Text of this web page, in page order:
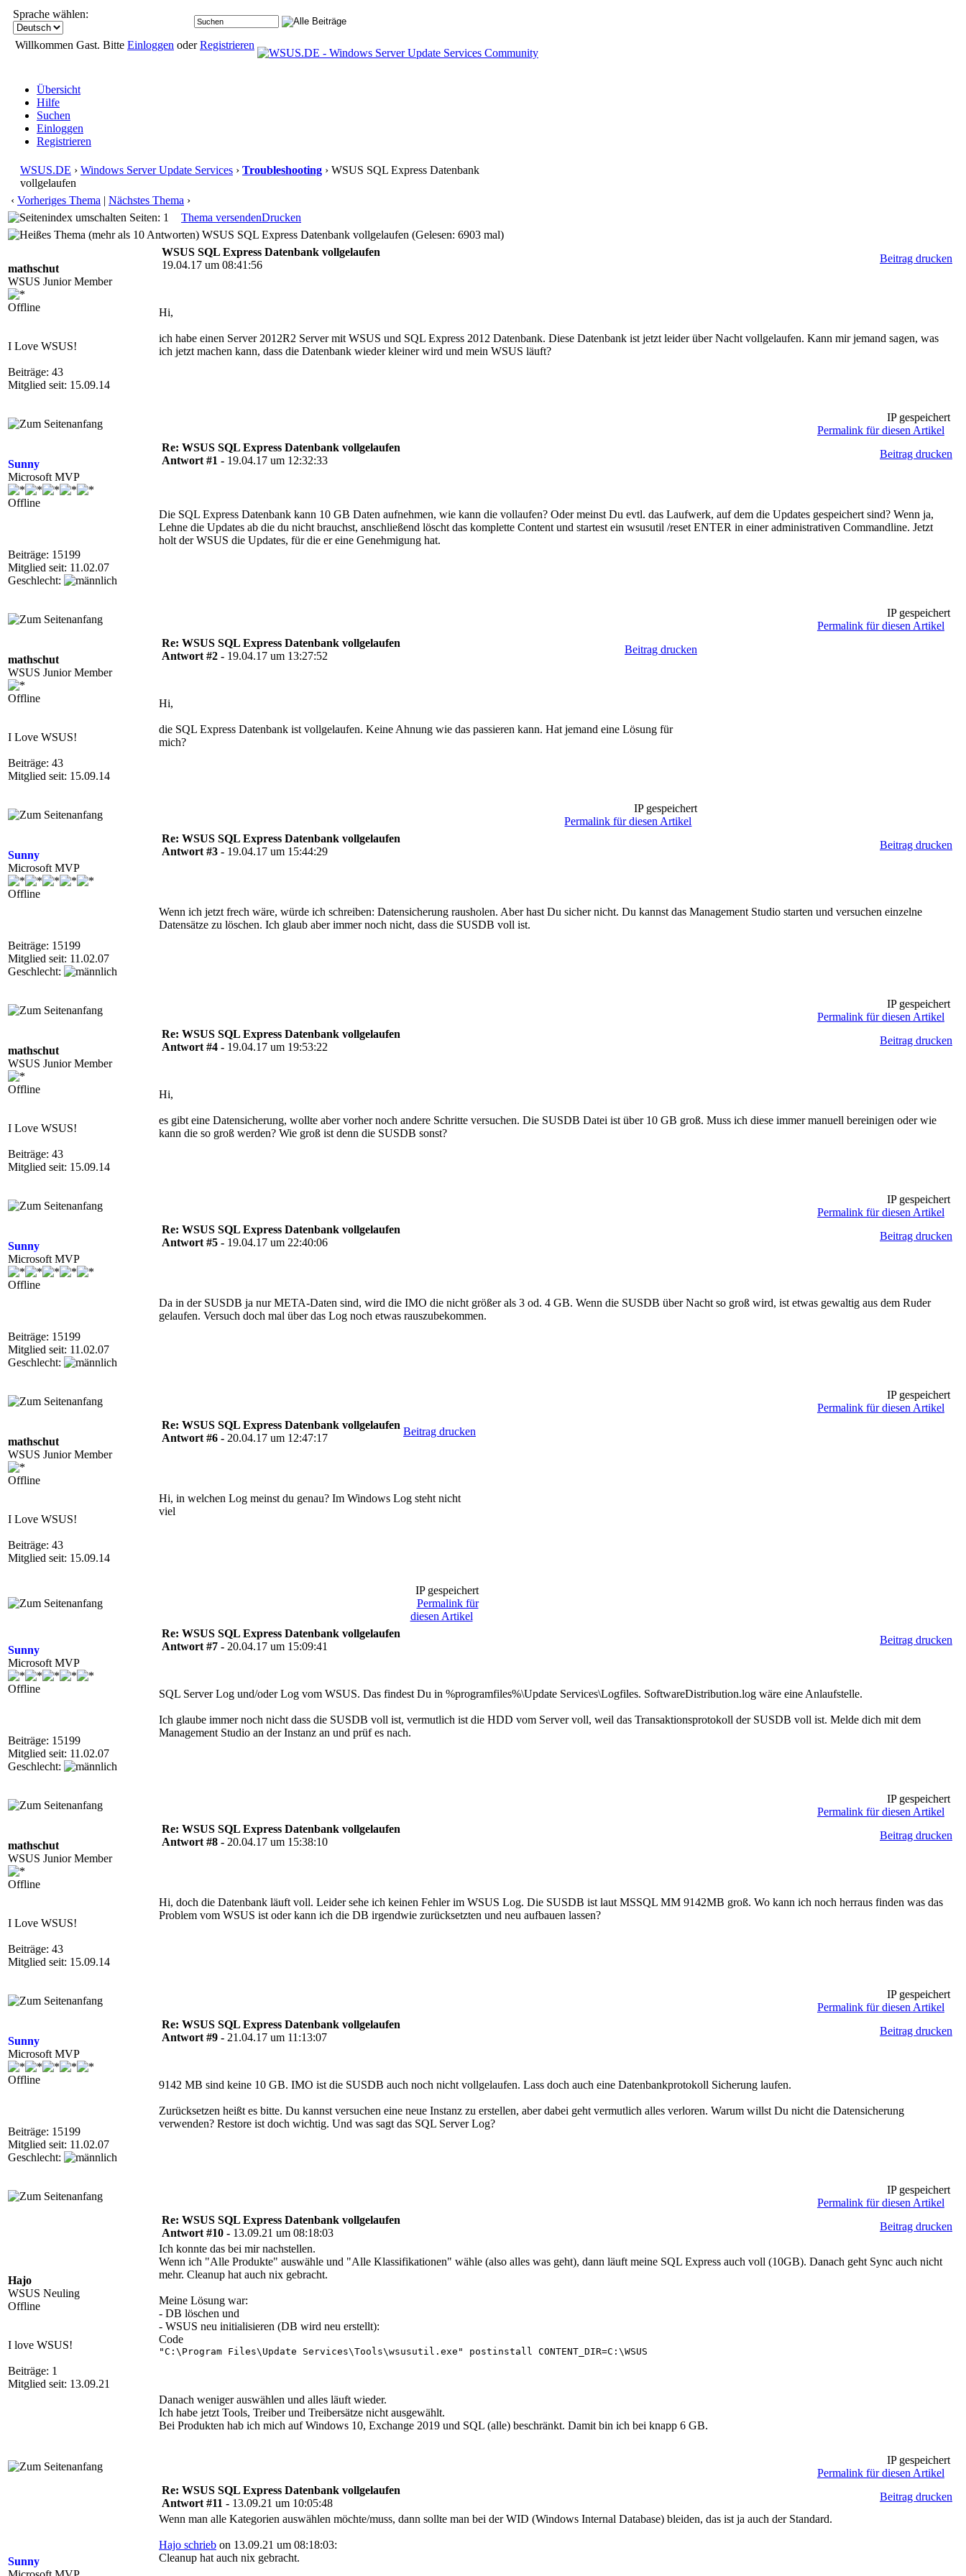
Sprache wählen:
Willkommen Gast. Bitte Einloggen oderRegistrieren
Übersicht
Hilfe
Suchen
Einloggen
Registrieren
WSUS.DE › Windows Server Update Services › Troubleshooting › WSUS SQL Express Datenbank
vollgelaufen
‹ Vorheriges Thema | Nächstes Thema ›
Seiten: 1
Thema versendenDrucken
WSUS SQL Express Datenbank vollgelaufen (Gelesen: 6903 mal)
mathschut
WSUS Junior Member
Offline
I Love WSUS!
Beiträge: 43
Mitglied seit: 15.09.14
WSUS SQL Express Datenbank vollgelaufen
19.04.17 um 08:41:56
Beitrag drucken
Hi,
ich habe einen Server 2012R2 Server mit WSUS und SQL Express 2012 Datenbank. Diese Datenbank ist jetzt leider über Nacht vollgelaufen. Kann mir jemand sagen, was
ich jetzt machen kann, dass die Datenbank wieder kleiner wird und mein WSUS läuft?
IP gespeichert
Permalink für diesen Artikel
Sunny
Microsoft MVP
Offline
Beiträge: 15199
Mitglied seit: 11.02.07
Geschlecht:
Re: WSUS SQL Express Datenbank vollgelaufen
Antwort #1 - 19.04.17 um 12:32:33
Beitrag drucken
Die SQL Express Datenbank kann 10 GB Daten aufnehmen, wie kann die vollaufen? Oder meinst Du evtl. das Laufwerk, auf dem die Updates gespeichert sind? Wenn ja,
Lehne die Updates ab die du nicht brauchst, anschließend löscht das komplette Content und startest ein wsusutil /reset ENTER in einer administrativen Commandline. Jetzt
holt der WSUS die Updates, für die er eine Genehmigung hat.
IP gespeichert
Permalink für diesen Artikel
mathschut
WSUS Junior Member
Offline
I Love WSUS!
Beiträge: 43
Mitglied seit: 15.09.14
Re: WSUS SQL Express Datenbank vollgelaufen
Antwort #2 - 19.04.17 um 13:27:52
Beitrag drucken
Hi,
die SQL Express Datenbank ist vollgelaufen. Keine Ahnung wie das passieren kann. Hat jemand eine Lösung für
mich?
IP gespeichert
Permalink für diesen Artikel
Sunny
Microsoft MVP
Offline
Beiträge: 15199
Mitglied seit: 11.02.07
Geschlecht:
Re: WSUS SQL Express Datenbank vollgelaufen
Antwort #3 - 19.04.17 um 15:44:29
Beitrag drucken
Wenn ich jetzt frech wäre, würde ich schreiben: Datensicherung rausholen. Aber hast Du sicher nicht. Du kannst das Management Studio starten und versuchen einzelne
Datensätze zu löschen. Ich glaub aber immer noch nicht, dass die SUSDB voll ist.
IP gespeichert
Permalink für diesen Artikel
mathschut
WSUS Junior Member
Offline
I Love WSUS!
Beiträge: 43
Mitglied seit: 15.09.14
Re: WSUS SQL Express Datenbank vollgelaufen
Antwort #4 - 19.04.17 um 19:53:22
Beitrag drucken
Hi,
es gibt eine Datensicherung, wollte aber vorher noch andere Schritte versuchen. Die SUSDB Datei ist über 10 GB groß. Muss ich diese immer manuell bereinigen oder wie
kann die so groß werden? Wie groß ist denn die SUSDB sonst?
IP gespeichert
Permalink für diesen Artikel
Sunny
Microsoft MVP
Offline
Beiträge: 15199
Mitglied seit: 11.02.07
Geschlecht:
Re: WSUS SQL Express Datenbank vollgelaufen
Antwort #5 - 19.04.17 um 22:40:06
Beitrag drucken
Da in der SUSDB ja nur META-Daten sind, wird die IMO die nicht größer als 3 od. 4 GB. Wenn die SUSDB über Nacht so groß wird, ist etwas gewaltig aus dem Ruder
gelaufen. Versuch doch mal über das Log noch etwas rauszubekommen.
IP gespeichert
Permalink für diesen Artikel
mathschut
WSUS Junior Member
Offline
I Love WSUS!
Beiträge: 43
Mitglied seit: 15.09.14
Re: WSUS SQL Express Datenbank vollgelaufen
Antwort #6 - 20.04.17 um 12:47:17
Beitrag drucken
Hi, in welchen Log meinst du genau? Im Windows Log steht nicht
viel
IP gespeichert
Permalink für
diesen Artikel
Sunny
Microsoft MVP
Offline
Beiträge: 15199
Mitglied seit: 11.02.07
Geschlecht:
Re: WSUS SQL Express Datenbank vollgelaufen
Antwort #7 - 20.04.17 um 15:09:41
Beitrag drucken
SQL Server Log und/oder Log vom WSUS. Das findest Du in %programfiles%\Update Services\Logfiles. SoftwareDistribution.log wäre eine Anlaufstelle.
Ich glaube immer noch nicht dass die SUSDB voll ist, vermutlich ist die HDD vom Server voll, weil das Transaktionsprotokoll der SUSDB voll ist. Melde dich mit dem
Management Studio an der Instanz an und prüf es nach.
IP gespeichert
Permalink für diesen Artikel
mathschut
WSUS Junior Member
Offline
I Love WSUS!
Beiträge: 43
Mitglied seit: 15.09.14
Re: WSUS SQL Express Datenbank vollgelaufen
Antwort #8 - 20.04.17 um 15:38:10
Beitrag drucken
Hi, doch die Datenbank läuft voll. Leider sehe ich keinen Fehler im WSUS Log. Die SUSDB ist laut MSSQL MM 9142MB groß. Wo kann ich noch herraus finden was das
Problem vom WSUS ist oder kann ich die DB irgendwie zurücksetzten und neu aufbauen lassen?
IP gespeichert
Permalink für diesen Artikel
Sunny
Microsoft MVP
Offline
Beiträge: 15199
Mitglied seit: 11.02.07
Geschlecht:
Re: WSUS SQL Express Datenbank vollgelaufen
Antwort #9 - 21.04.17 um 11:13:07
Beitrag drucken
9142 MB sind keine 10 GB. IMO ist die SUSDB auch noch nicht vollgelaufen. Lass doch auch eine Datenbankprotokoll Sicherung laufen.
Zurücksetzen heißt es bitte. Du kannst versuchen eine neue Instanz zu erstellen, aber dabei geht vermutlich alles verloren. Warum willst Du nicht die Datensicherung
verwenden? Restore ist doch wichtig. Und was sagt das SQL Server Log?
IP gespeichert
Permalink für diesen Artikel
Hajo
WSUS Neuling
Offline
I love WSUS!
Beiträge: 1
Mitglied seit: 13.09.21
Re: WSUS SQL Express Datenbank vollgelaufen
Antwort #10 - 13.09.21 um 08:18:03
Beitrag drucken
Ich konnte das bei mir nachstellen.
Wenn ich "Alle Produkte" auswähle und "Alle Klassifikationen" wähle (also alles was geht), dann läuft meine SQL Express auch voll (10GB). Danach geht Sync auch nicht
mehr. Cleanup hat auch nix gebracht.
Meine Lösung war:
- DB löschen und
- WSUS neu initialisieren (DB wird neu erstellt):
Code
"C:\Program Files\Update Services\Tools\wsusutil.exe" postinstall CONTENT_DIR=C:\WSUS
Danach weniger auswählen und alles läuft wieder.
Ich habe jetzt Tools, Treiber und Treibersätze nicht ausgewählt.
Bei Produkten hab ich mich auf Windows 10, Exchange 2019 und SQL (alle) beschränkt. Damit bin ich bei knapp 6 GB.
IP gespeichert
Permalink für diesen Artikel
Sunny
Re: WSUS SQL Express Datenbank vollgelaufen
Antwort #11 - 13.09.21 um 10:05:48
Beitrag drucken
Wenn man alle Kategorien auswählen möchte/muss, dann sollte man bei der WID (Windows Internal Database) bleiden, das ist ja auch der Standard.
Hajo schrieb on 13.09.21 um 08:18:03:
Cleanup hat auch nix gebracht.